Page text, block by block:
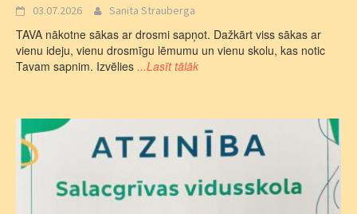
03.07.2026 Sanita Strauberga
TAVA nākotne sākas ar drosmi sapņot. Dažkārt viss sākas ar
vienu ideju, vienu drosmīgu lēmumu un vienu skolu, kas notic
Tavam sapnim. Izvēlies ...Lasīt tālāk